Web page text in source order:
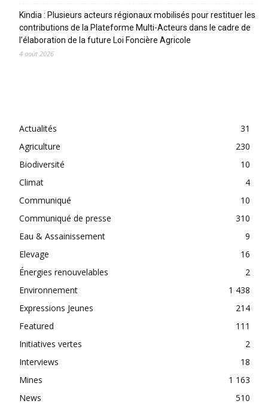
Kindia : Plusieurs acteurs régionaux mobilisés pour restituer les
contributions de la Plateforme Multi-Acteurs dans le cadre de
l’élaboration de la future Loi Foncière Agricole
4 août 2026
Actualités
31
Agriculture
230
Biodiversité
10
Climat
4
Communiqué
10
Communiqué de presse
310
Eau & Assainissement
9
Elevage
16
Énergies renouvelables
2
Environnement
1 438
Expressions Jeunes
214
Featured
111
Initiatives vertes
2
Interviews
18
Mines
1 163
News
510